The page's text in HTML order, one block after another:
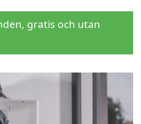
gratis och utan